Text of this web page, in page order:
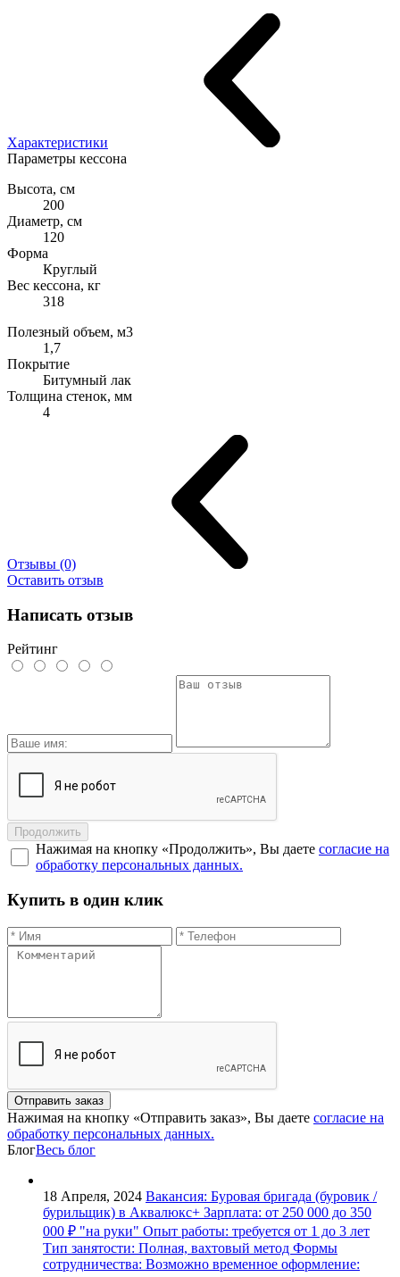
Характеристики
Параметры кессона
Высота, см
200
Диаметр, см
120
Форма
Круглый
Вес кессона, кг
318
Полезный объем, м3
1,7
Покрытие
Битумный лак
Толщина стенок, мм
4
Отзывы (0)
Оставить отзыв
Написать отзыв
Рейтинг
Продолжить
Нажимая на кнопку «Продолжить», Вы даете согласие на
обработку персональных данных.
Купить в один клик
Отправить заказ
Нажимая на кнопку «Отправить заказ», Вы даете согласие на
обработку персональных данных.
БлогВесь блог
18 Апреля, 2024 Вакансия: Буровая бригада (буровик /
бурильщик) в Аквалюкс+ Зарплата: от 250 000 до 350
000 ₽ "на руки" Опыт работы: требуется от 1 до 3 лет
Тип занятости: Полная, вахтовый метод Формы
сотрудничества: Возможно временное оформление: